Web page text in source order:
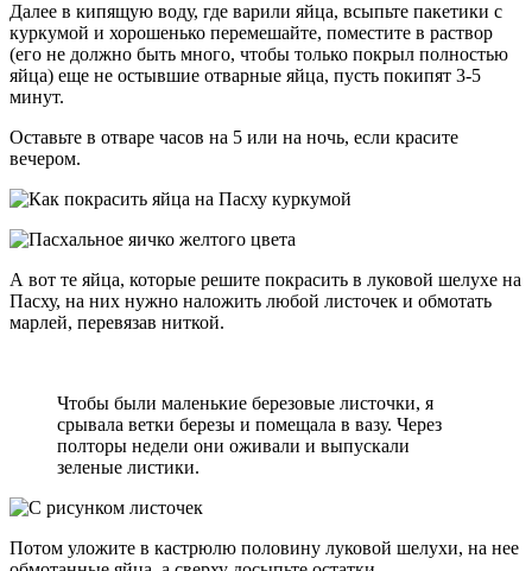
Далее в кипящую воду, где варили яйца, всыпьте пакетики с
куркумой и хорошенько перемешайте, поместите в раствор
(его не должно быть много, чтобы только покрыл полностью
яйца) еще не остывшие отварные яйца, пусть покипят 3-5
минут.
Оставьте в отваре часов на 5 или на ночь, если красите
вечером.
А вот те яйца, которые решите покрасить в луковой шелухе на
Пасху, на них нужно наложить любой листочек и обмотать
марлей, перевязав ниткой.
Чтобы были маленькие березовые листочки, я
срывала ветки березы и помещала в вазу. Через
полторы недели они оживали и выпускали
зеленые листики.
Потом уложите в кастрюлю половину луковой шелухи, на нее